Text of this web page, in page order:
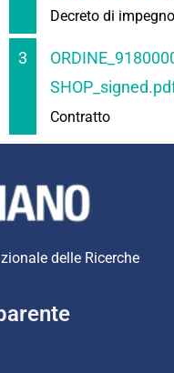
Decreto di impegno
3
Contratto
delle Ricerche